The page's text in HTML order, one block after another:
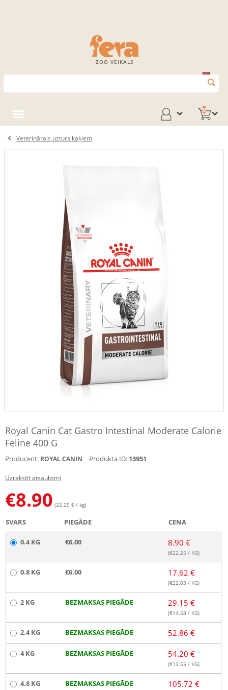
ZOO VEIKALS
0
Veterinārais uzturs kaķiem
Royal Canin Cat Gastro Intestinal Moderate Calorie
Feline 400 G
Producent: ROYAL CANIN Produkta ID: 13951
Uzrakstīt atsauksmi
€8.90 (22.25 € / kg)
SVARS PIEGĀDE CENA
0.4 KG €6.00 8.90 €
(€22.25 / KG)
0.8 KG €6.00 17.62 €
(€22.03 / KG)
2 KG BEZMAKSAS PIEGĀDE 29.15 €
(€14.58 / KG)
2.4 KG BEZMAKSAS PIEGĀDE 52.86 €
4 KG BEZMAKSAS PIEGĀDE 54.20 €
(€13.55 / KG)
4.8 KG BEZMAKSAS PIEGĀDE 105.72 €